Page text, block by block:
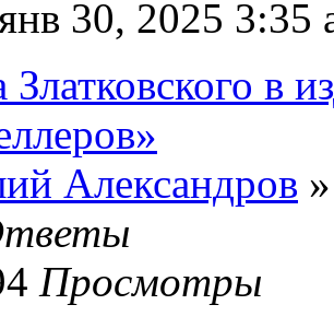
30, 2025 3:35
в
Александров
Просмотры